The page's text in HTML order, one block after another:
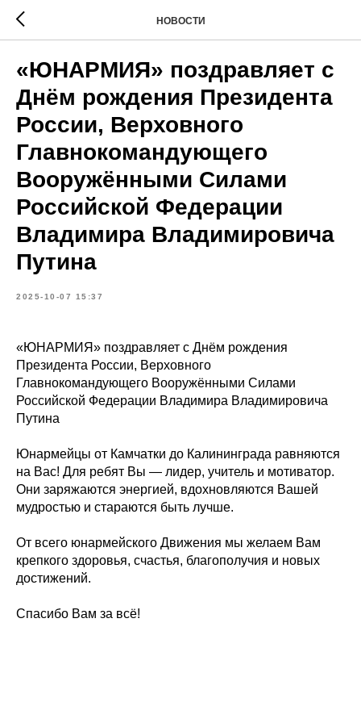
НОВОСТИ
«ЮНАРМИЯ» поздравляет с
Днём рождения Президента
России, Верховного
Главнокомандующего
Вооружёнными Силами
Российской Федерации
Владимира Владимировича
Путина
2025-10-07 15:37
«ЮНАРМИЯ» поздравляет с Днём рождения
Президента России, Верховного
Главнокомандующего Вооружёнными Силами
Российской Федерации Владимира Владимировича
Путина
Юнармейцы от Камчатки до Калининграда равняются
на Вас! Для ребят Вы — лидер, учитель и мотиватор.
Они заряжаются энергией, вдохновляются Вашей
мудростью и стараются быть лучше.
От всего юнармейского Движения мы желаем Вам
крепкого здоровья, счастья, благополучия и новых
достижений.
Спасибо Вам за всё!